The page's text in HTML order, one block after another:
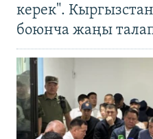
керек".
боюнча жаңы